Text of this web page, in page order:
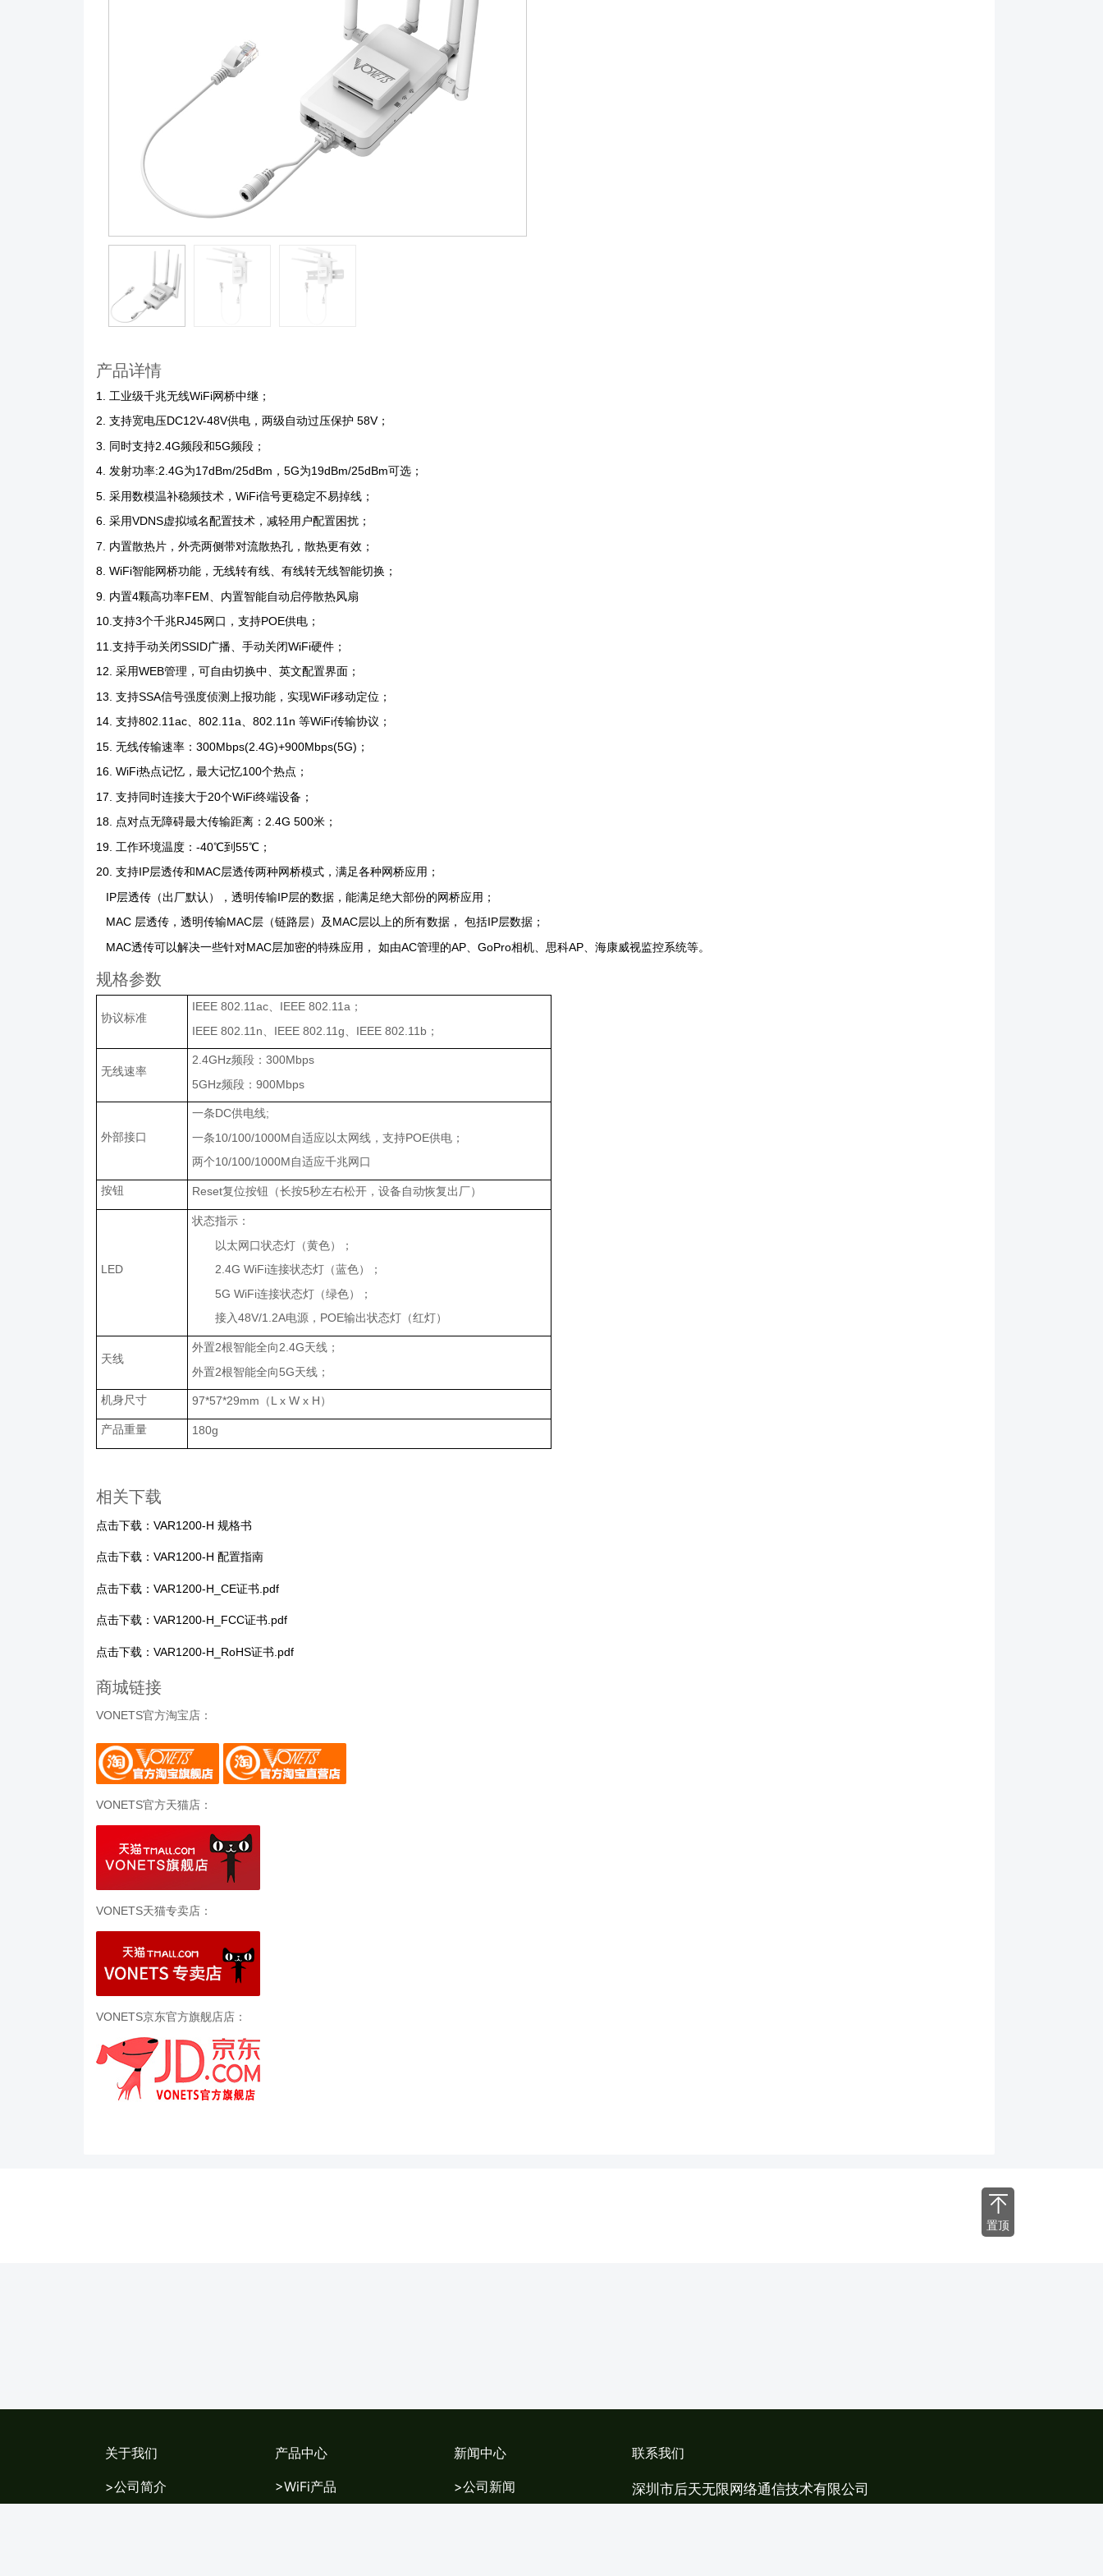
产品详情
1. 工业级千兆无线WiFi网桥中继；
2. 支持宽电压DC12V-48V供电，两级自动过压保护 58V；
3. 同时支持2.4G频段和5G频段；
4. 发射功率:2.4G为17dBm/25dBm，5G为19dBm/25dBm可选；
5. 采用数模温补稳频技术，WiFi信号更稳定不易掉线；
6. 采用VDNS虚拟域名配置技术，减轻用户配置困扰；
7. 内置散热片，外壳两侧带对流散热孔，散热更有效；
8. WiFi智能网桥功能，无线转有线、有线转无线智能切换；
9. 内置4颗高功率FEM、内置智能自动启停散热风扇
10.支持3个千兆RJ45网口，支持POE供电；
11.支持手动关闭SSID广播、手动关闭WiFi硬件；
12. 采用WEB管理，可自由切换中、英文配置界面；
13. 支持SSA信号强度侦测上报功能，实现WiFi移动定位；
14. 支持802.11ac、802.11a、802.11n 等WiFi传输协议；
15. 无线传输速率：300Mbps(2.4G)+900Mbps(5G)；
16. WiFi热点记忆，最大记忆100个热点；
17. 支持同时连接大于20个WiFi终端设备；
18. 点对点无障碍最大传输距离：2.4G 500米；
19. 工作环境温度：-40℃到55℃；
20. 支持IP层透传和MAC层透传两种网桥模式，满足各种网桥应用；
IP层透传（出厂默认），透明传输IP层的数据，能满足绝大部份的网桥应用；
MAC 层透传，透明传输MAC层（链路层）及MAC层以上的所有数据， 包括IP层数据；
MAC透传可以解决一些针对MAC层加密的特殊应用， 如由AC管理的AP、GoPro相机、思科AP、海康威视监控系统等。
规格参数
协议标准
IEEE 802.11ac IEEE 802.11a ；
IEEE 802.11n
IEEE 802.11g IEEE 802.11b ；
无线速率
2.4GHz频段： 300Mbps
5GHz频段： 900Mbps
外部接口
一条DC供电线;
一条10/100/1000M自适应以太网线，支持POE供电；
两个10/100/1000M自适应千兆网口
按钮 Reset复位按钮（长按5秒左右松开，设备自动恢复出厂）
LED
状态指示：
以太网口状态灯（黄色）；
2.4G WiFi连接状态灯（蓝色）；
5G WiFi连接状态灯（绿色）；
接入48V/1.2A电源， POE输出状态灯（红灯）
天线
外置2根智能全向2.4G天线；
外置2根智能全向5G天线；
机身尺寸 97*57*29mm （L x W x H）
产品重量 180g
相关下载
点击下载： VAR1200-H 规格书
点击下载： VAR1200-H 配置指南
点击下载： VAR1200-H_CE证书.pdf
点击下载： VAR1200-H_FCC证书.pdf
点击下载： VAR1200-H_RoHS证书.pdf
商城链接
VONETS官方淘宝店：
VONETS官方天猫店：
VONETS天猫专卖店：
VONETS京东官方旗舰店店：
关于我们
>公司简介
产品中心
>WiFi产品
新闻中心
>公司新闻
联系我们
深圳市后天无限网络通信技术有限公司
置顶